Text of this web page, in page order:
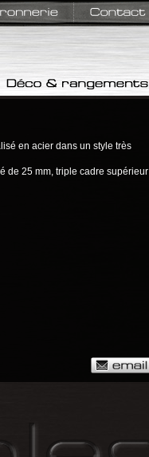
& rangements
en acier dans un style très
de 25 mm, triple cadre supérieur